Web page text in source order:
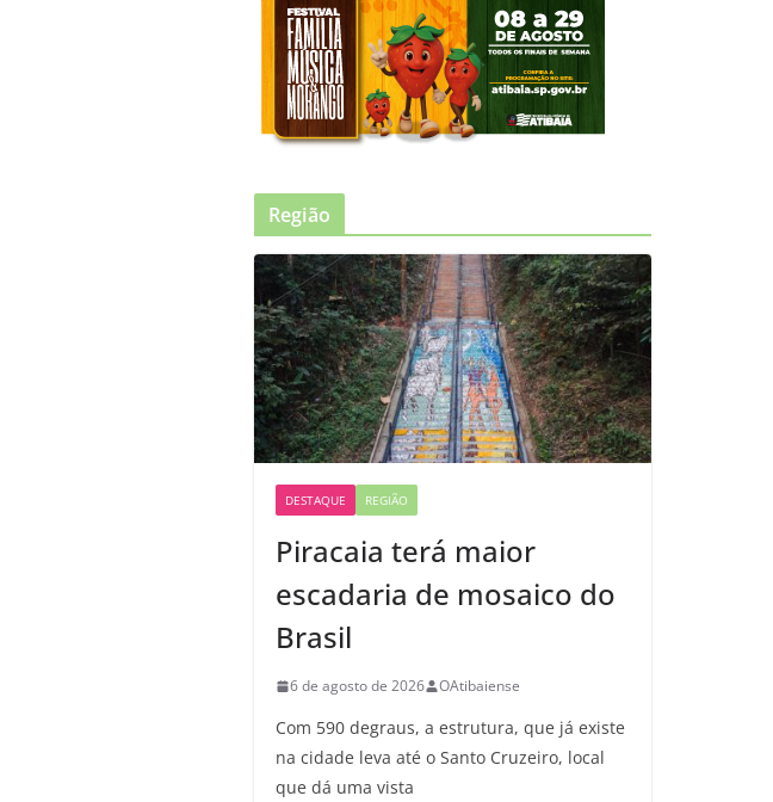
Região
DESTAQUE REGIÃO
Piracaia terá maior
escadaria de mosaico do
Brasil
6 de agosto de 2026 OAtibaiense
Com 590 degraus, a estrutura, que já existe
na cidade leva até o Santo Cruzeiro, local
que dá uma vista